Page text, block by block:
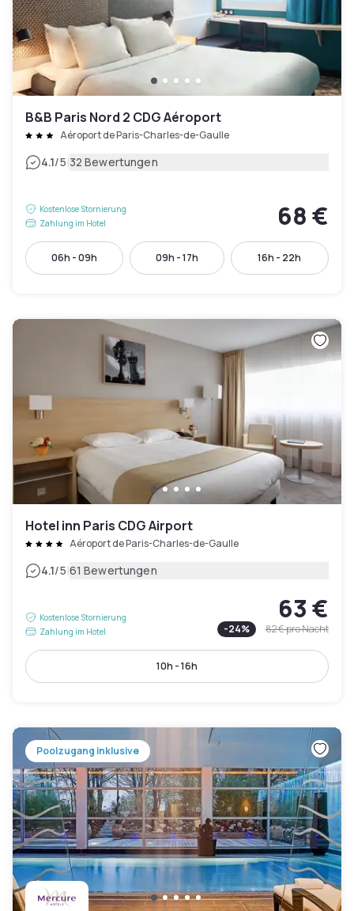
B&B Paris Nord 2 CDG Aéroport
Aéroport de Paris-Charles-de-Gaulle
4.1/5|32 Bewertungen
Kostenlose Stornierung
Zahlung im Hotel
68 €
06h - 09h 09h - 17h 16h - 22h
Hotel inn Paris CDG Airport
Aéroport de Paris-Charles-de-Gaulle
4.1/5|61 Bewertungen
Kostenlose Stornierung
Zahlung im Hotel
63 €
-24% 82 €pro Nacht
10h - 16h
Poolzugang inklusive